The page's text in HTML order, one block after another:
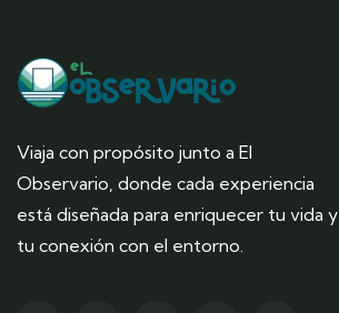
Viaja con propósito junto a El
Observario, donde cada experiencia
está diseñada para enriquecer tu vida y
tu conexión con el entorno.